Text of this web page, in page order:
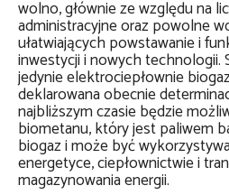
wolno, głównie ze względu na
administracyjne oraz powolne
ułatwiających powstawanie i
inwestycji i nowych technologii.
jedynie elektrociepłownie
deklarowana obecnie
najbliższym czasie będzie
biometanu, który jest paliwem
biogaz i może być
energetyce, ciepłownictwie i
magazynowania energii.